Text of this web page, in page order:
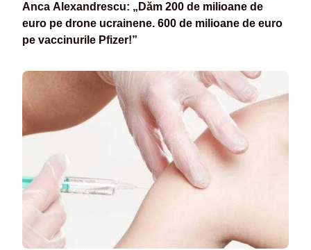
Anca Alexandrescu: „Dăm 200 de milioane de
euro pe drone ucrainene. 600 de milioane de euro
pe vaccinurile Pfizer!”